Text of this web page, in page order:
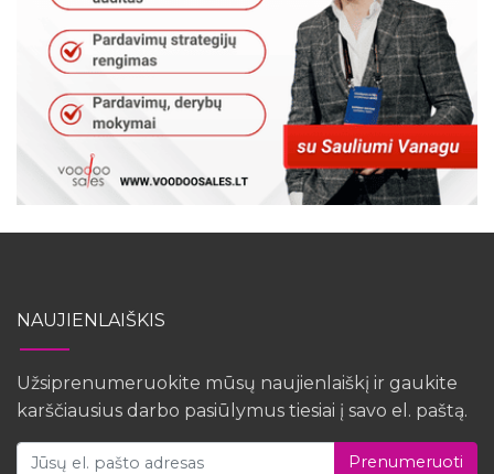
NAUJIENLAIŠKIS
Užsiprenumeruokite mūsų naujienlaiškį ir gaukite
karščiausius darbo pasiūlymus tiesiai į savo el. paštą.
Prenumeruoti